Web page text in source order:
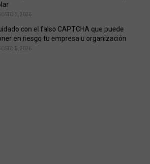
5, 2026
con el falso CAPTCHA que puede
en riesgo tu empresa u organización
5, 2026